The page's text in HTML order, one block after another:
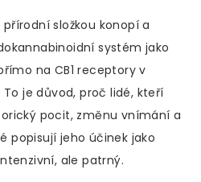
složkou konopí a
systém jako
na CB1 receptory v
je důvod, proč lidé, kteří
pocit, změnu vnímání a
popisují jeho účinek jako
ale patrný.